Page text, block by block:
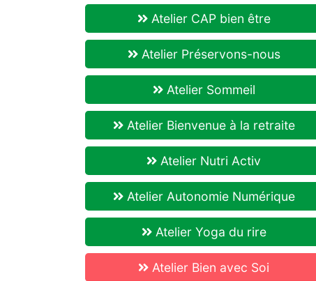
Atelier CAP bien être
Atelier Préservons-nous
Atelier Sommeil
Atelier Bienvenue à la retraite
Atelier Nutri Activ
Atelier Autonomie Numérique
Atelier Yoga du rire
Atelier Bien avec Soi